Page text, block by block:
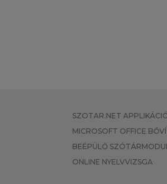
SZOTAR.NET
MICROSOFT OFFICE
BEÉPÜLŐ
ONLINE NYELVVIZSGA